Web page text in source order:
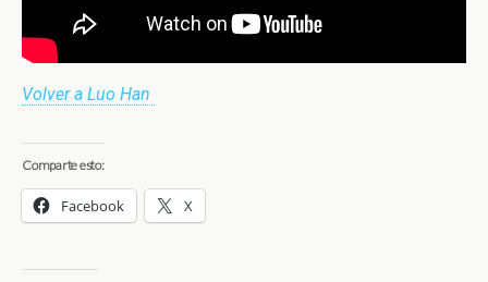
Volver a Luo Han
Comparte esto:
Facebook X